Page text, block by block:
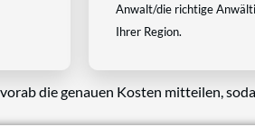
Anwalt/die richtige
Ihrer Region.
die genauen Kosten mitteilen,